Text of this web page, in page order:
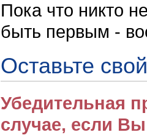
Пока что никто
быть первым -
Оставьте
Убедительная
случае, если